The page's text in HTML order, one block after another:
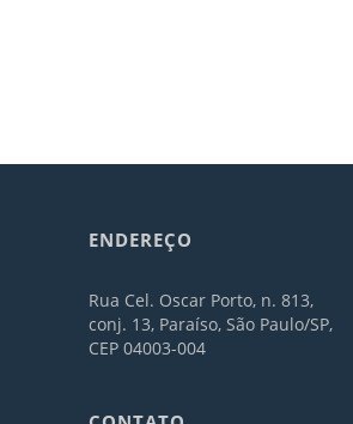
ENDEREÇO
Rua Cel. Oscar Porto, n. 813,
conj. 13, Paraíso, São Paulo/SP,
CEP 04003-004